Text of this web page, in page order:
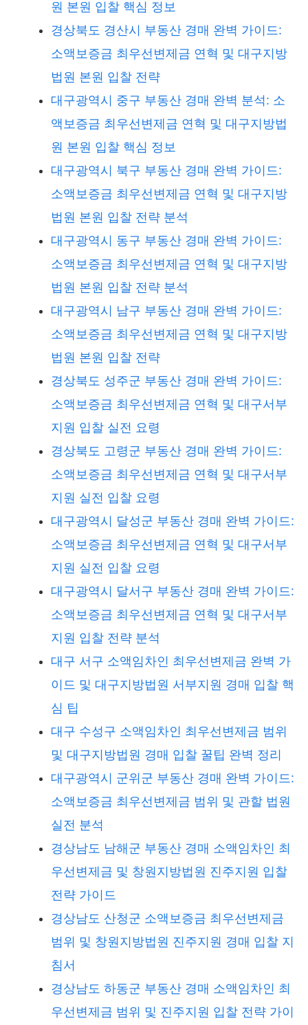
원 본원 입찰 핵심 정보
경상북도 경산시 부동산 경매 완벽 가이드:
소액보증금 최우선변제금 연혁 및 대구지방
법원 본원 입찰 전략
대구광역시 중구 부동산 경매 완벽 분석: 소
액보증금 최우선변제금 연혁 및 대구지방법
원 본원 입찰 핵심 정보
대구광역시 북구 부동산 경매 완벽 가이드:
소액보증금 최우선변제금 연혁 및 대구지방
법원 본원 입찰 전략 분석
대구광역시 동구 부동산 경매 완벽 가이드:
소액보증금 최우선변제금 연혁 및 대구지방
법원 본원 입찰 전략 분석
대구광역시 남구 부동산 경매 완벽 가이드:
소액보증금 최우선변제금 연혁 및 대구지방
법원 본원 입찰 전략
경상북도 성주군 부동산 경매 완벽 가이드:
소액보증금 최우선변제금 연혁 및 대구서부
지원 입찰 실전 요령
경상북도 고령군 부동산 경매 완벽 가이드:
소액보증금 최우선변제금 연혁 및 대구서부
지원 실전 입찰 요령
대구광역시 달성군 부동산 경매 완벽 가이드:
소액보증금 최우선변제금 연혁 및 대구서부
지원 실전 입찰 요령
대구광역시 달서구 부동산 경매 완벽 가이드:
소액보증금 최우선변제금 연혁 및 대구서부
지원 입찰 전략 분석
대구 서구 소액임차인 최우선변제금 완벽 가
이드 및 대구지방법원 서부지원 경매 입찰 핵
심 팁
대구 수성구 소액임차인 최우선변제금 범위
및 대구지방법원 경매 입찰 꿀팁 완벽 정리
대구광역시 군위군 부동산 경매 완벽 가이드:
소액보증금 최우선변제금 범위 및 관할 법원
실전 분석
경상남도 남해군 부동산 경매 소액임차인 최
우선변제금 및 창원지방법원 진주지원 입찰
전략 가이드
경상남도 산청군 소액보증금 최우선변제금
범위 및 창원지방법원 진주지원 경매 입찰 지
침서
경상남도 하동군 부동산 경매 소액임차인 최
우선변제금 범위 및 진주지원 입찰 전략 가이